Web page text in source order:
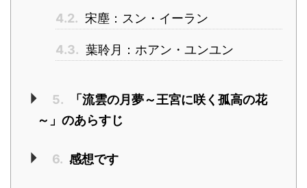
4.2. 宋塵：スン・イーラン
4.3. 葉聆月：ホアン・ユンユン
5.
「流雲の月夢～王宮に咲く孤高の花
～」のあらすじ
6. 感想です